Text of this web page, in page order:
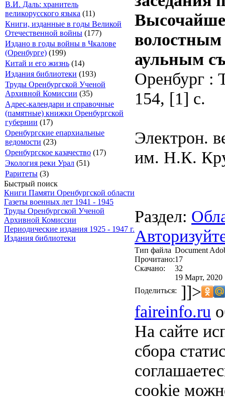
В.И. Даль: хранитель
великорусского языка (11)
Книги, изданные в годы Великой
Отечественной войны (177)
Издано в годы войны в Чкалове
(Оренбурге) (199)
Китай и его жизнь (14)
Издания библиотеки (193)
Труды Оренбургской Ученой
Архивной Комиссии (35)
Адрес-календари и справочные
(памятные) книжки Оренбургской
губернии (17)
Оренбургские епархиальные
ведомости (23)
Оренбургское казачество (17)
Экология реки Урал (51)
Раритеты (3)
Быстрый поиск
Книги Памяти Оренбургской области
Газеты военных лет 1941 - 1945
Труды Оренбургской Ученой
Архивной Комиссии
Периодические издания 1925 - 1947 г.
Издания библиотеки
Высочайше
аульным
Оренбург :
154, [1] с.
Электрон.
им. Н.К.
Раздел:
Тип файла Document
Прочитано:17
Скачано:
32
19 Март, 2020
Поделиться: ]]>
faireinfo.ru
На сайте
сбора
cookie